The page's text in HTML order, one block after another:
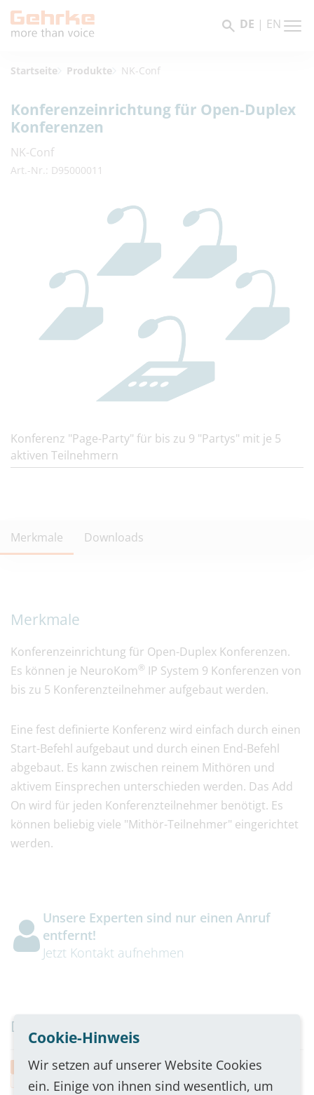
DE | EN
Startseite Produkte NK-Conf
Konferenzeinrichtung für Open-Duplex
Konferenzen
NK-Conf
Art.-Nr.: D95000011
Konferenz "Page-Party" für bis zu 9 "Partys" mit je 5
aktiven Teilnehmern
Merkmale Downloads
Merkmale
Konferenzeinrichtung für Open-Duplex Konferenzen.
Es können je NeuroKom® IP System 9 Konferenzen von
bis zu 5 Konferenzteilnehmer aufgebaut werden.
Eine fest definierte Konferenz wird einfach durch einen
Start-Befehl aufgebaut und durch einen End-Befehl
abgebaut. Es kann zwischen reinem Mithören und
aktivem Einsprechen unterschieden werden. Das Add
On wird für jeden Konferenzteilnehmer benötigt. Es
können beliebig viele "Mithör-Teilnehmer" eingerichtet
werden.
Unsere Experten sind nur einen Anruf
entfernt!
Jetzt Kontakt aufnehmen
Downloads
NK-Conf Ausschreibungstext
.docx 15 KB
Cookie-Hinweis
Wir setzen auf unserer Website Cookies
ein. Einige von ihnen sind wesentlich, um